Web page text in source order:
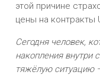
этой причине
цены на контракты
Сегодня человек,
накопления внутри
тяжёлую ситуацию